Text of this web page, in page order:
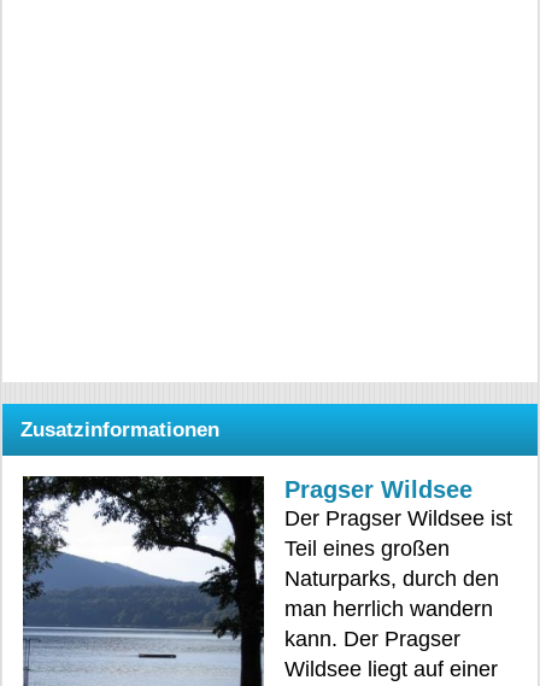
Zusatzinformationen
Pragser Wildsee
Der Pragser Wildsee ist
Teil eines großen
Naturparks, durch den
man herrlich wandern
kann. Der Pragser
Wildsee liegt auf einer